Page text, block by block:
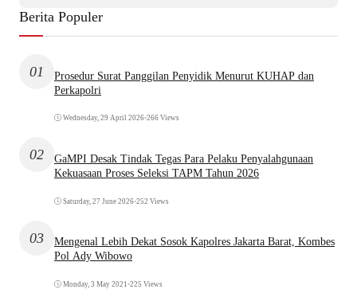
Berita Populer
01
Prosedur Surat Panggilan Penyidik Menurut KUHAP dan
Perkapolri
Wednesday, 29 April 2026•266 Views
02
GaMPI Desak Tindak Tegas Para Pelaku Penyalahgunaan
Kekuasaan Proses Seleksi TAPM Tahun 2026
Saturday, 27 June 2026•252 Views
03
Mengenal Lebih Dekat Sosok Kapolres Jakarta Barat, Kombes
Pol Ady Wibowo
Monday, 3 May 2021 •225 Views